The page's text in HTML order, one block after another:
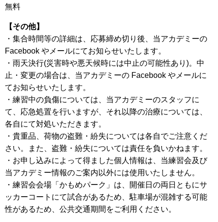
無料
【その他】
・集合時間等の詳細は、応募締め切り後、当アカデミーの
Facebook やメールにてお知らせいたします。
・雨天決行(災害時や悪天候時には中止の可能性あり)。中
止・変更の場合は、当アカデミーの Facebook やメールに
てお知らせいたします。
・練習中の負傷については、当アカデミーのスタッフに
て、応急処置を行いますが、それ以降の治療については、
各自にて対処いただきます。
・貴重品、荷物の盗難・紛失については各自でご注意くだ
さい。また、盗難・紛失については責任を負いかねます。
・お申し込みによって得ました個人情報は、当練習会及び
当アカデミー情報のご案内以外には使用いたしません。
・練習会会場「かもめパーク」は、開催日の両日ともにサ
ッカーコートにて試合があるため、駐車場が混雑する可能
性があるため、公共交通期間をご利用ください。